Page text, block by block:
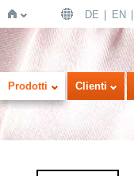
Home
DE EN
Prodotti Clienti